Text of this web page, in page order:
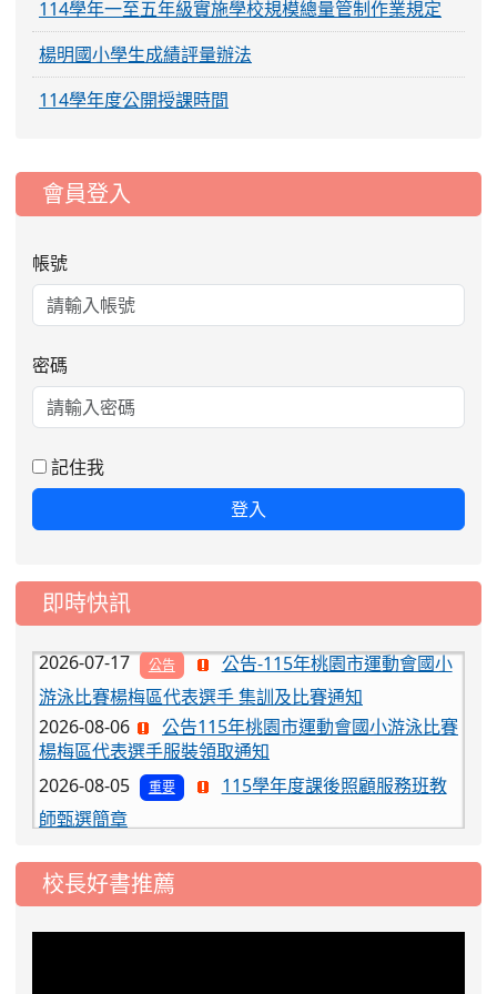
114學年一至五年級實施學校規模總量管制作業規定
楊明國小學生成績評量辦法
114學年度公開授課時間
::: 會員登入
帳號
密碼
記住我
登入
即時快訊
2026-08-06
楊梅區代表選手服裝領取通知
2026-08-05
重要
115學年度課後照顧服務班教
師甄選簡章
115學年度一、三、五年級常
態編班結果公告
工車輛臨停」一案，請各位用路人留意
游泳比賽楊梅區代表選手 集訓及比賽通知
2026-08-06
公告115年桃園市運動會國小游泳比賽
楊梅區代表選手服裝領取通知
2026-08-05
重要
115學年度課後照顧服務班教
師甄選簡章
2026-08-03
重要
115學年度一、三、五年級常
態編班結果公告
2026-07-31
公告
工車輛臨停」一案，請各位用路人留意
校長好書推薦